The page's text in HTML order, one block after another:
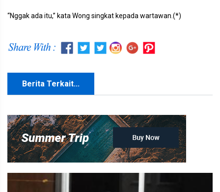
“Nggak ada itu,” kata Wong singkat kepada wartawan.(*)
Berita Terkait...